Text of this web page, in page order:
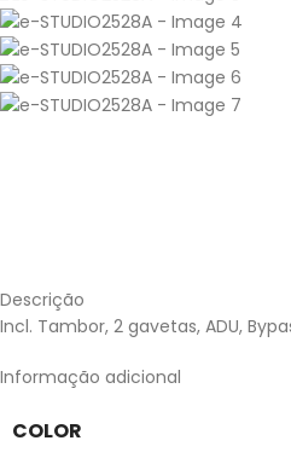
Descrição
Incl. Tambor, 2 gavetas, ADU,
Informação adicional
COLOR